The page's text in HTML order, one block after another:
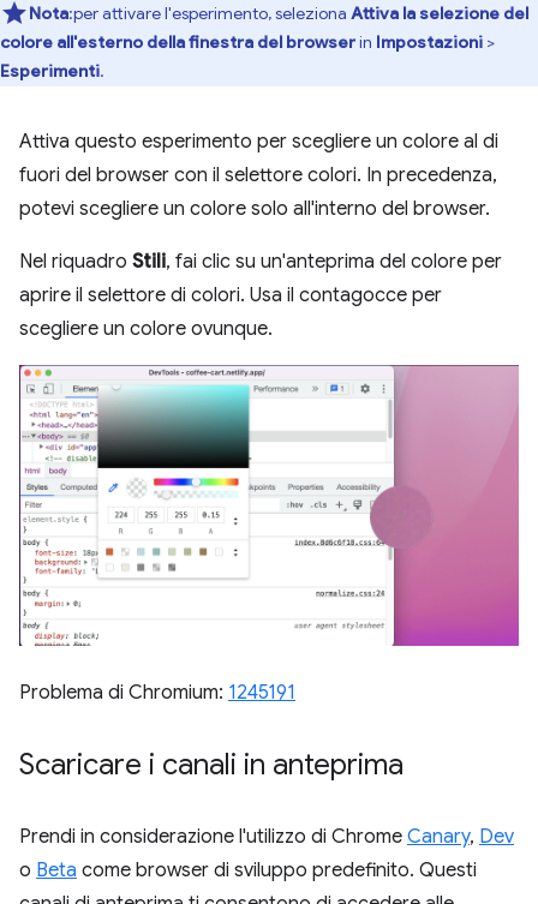
Nota:per attivare l'esperimento, seleziona Attiva la selezione del
colore all'esterno della finestra del browserin Impostazioni >
Esperimenti.
Attiva questo esperimento per scegliere un colore al di
fuori del browser con il selettore colori. In precedenza,
potevi scegliere un colore solo all'interno del browser.
Nel riquadro Stili, fai clic su un'anteprima del colore per
aprire il selettore di colori. Usa il contagocce per
scegliere un colore ovunque.
Problema di Chromium: 1245191
Scaricare i canali in anteprima
Prendi in considerazione l'utilizzo di Chrome Canary, Dev
o Beta come browser di sviluppo predefinito. Questi